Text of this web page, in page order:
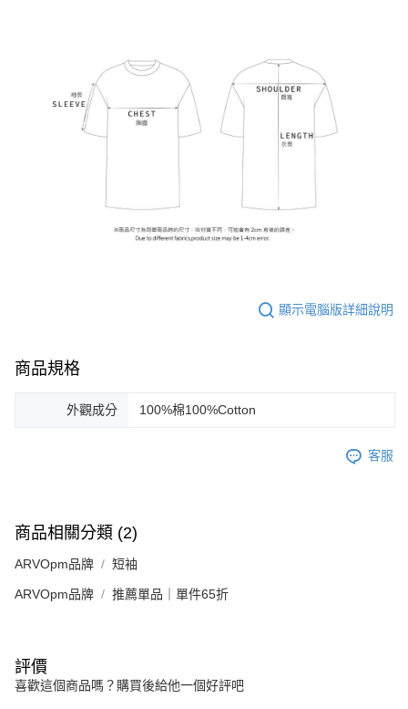
顯示電腦版詳細說明
商品規格
外觀成分 100%棉100%Cotton
客服
商品相關分類 (2)
ARVOpm品牌 短袖
ARVOpm品牌 推薦單品｜單件65折
評價
喜歡這個商品嗎？購買後給他一個好評吧